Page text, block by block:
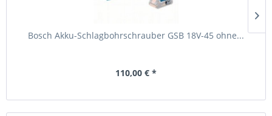
Bosch Akku-Schlagbohrschrauber GSB 18V-45 ohne...
110,00 € *